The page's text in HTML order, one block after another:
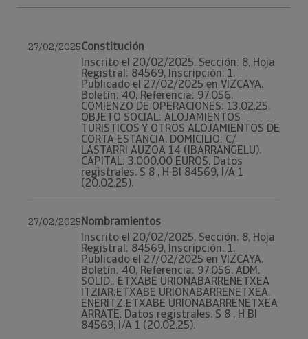
27/02/2025Constitución
Inscrito el 20/02/2025. Sección: 8, Hoja
Registral: 84569, Inscripción: 1.
Publicado el 27/02/2025 en VIZCAYA.
Boletín: 40, Referencia: 97.056.
COMIENZO DE OPERACIONES: 13.02.25.
OBJETO SOCIAL: ALOJAMIENTOS
TURISTICOS Y OTROS ALOJAMIENTOS DE
CORTA ESTANCIA. DOMICILIO: C/
LASTARRI AUZOA 14 (IBARRANGELU).
CAPITAL: 3.000,00 EUROS. Datos
registrales. S 8 , H BI 84569, I/A 1
(20.02.25).
27/02/2025Nombramientos
Inscrito el 20/02/2025. Sección: 8, Hoja
Registral: 84569, Inscripción: 1.
Publicado el 27/02/2025 en VIZCAYA.
Boletín: 40, Referencia: 97.056. ADM.
SOLID.: ETXABE URIONABARRENETXEA
ITZIAR;ETXABE URIONABARRENETXEA,
ENERITZ;ETXABE URIONABARRENETXEA
ARRATE. Datos registrales. S 8 , H BI
84569, I/A 1 (20.02.25).